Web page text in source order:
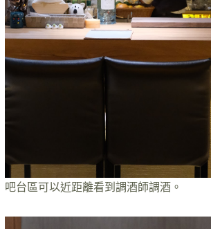
吧台區可以近距離看到調酒師調酒。